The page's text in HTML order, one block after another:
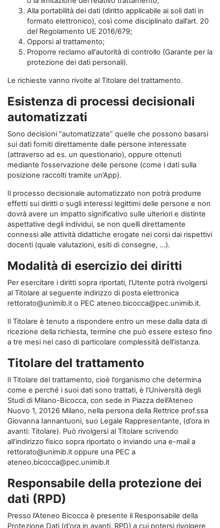
Alla portabilità dei dati (diritto applicabile ai soli dati in
formato elettronico), così come disciplinato dall’art. 20
del Regolamento UE 2016/679;
Opporsi al trattamento;
Proporre reclamo all'autorità di controllo (Garante per la
protezione dei dati personali).
Le richieste vanno rivolte al Titolare del trattamento.
Esistenza di processi decisionali
automatizzati
Sono decisioni “automatizzate” quelle che possono basarsi
sui dati forniti direttamente dalle persone interessate
(attraverso ad es. un questionario), oppure ottenuti
mediante l’osservazione delle persone (come i dati sulla
posizione raccolti tramite un’App).
Il processo decisionale automatizzato non potrà produrre
effetti sui diritti o sugli interessi legittimi delle persone e non
dovrà avere un impatto significativo sulle ulteriori e distinte
aspettative degli individui, se non quelli direttamente
connessi alle attività didattiche erogate nei corsi dai rispettivi
docenti (quale valutazioni, esiti di consegne, …).
Modalità di esercizio dei diritti
Per esercitare i diritti sopra riportati, l'Utente potrà rivolgersi
al Titolare al seguente indirizzo di posta elettronica
rettorato@unimib.it o PEC ateneo.bicocca@pec.unimib.it.
Il Titolare è tenuto a rispondere entro un mese dalla data di
ricezione della richiesta, termine che può essere esteso fino
a tre mesi nel caso di particolare complessità dell’istanza.
Titolare del trattamento
Il Titolare del trattamento, cioè l’organismo che determina
come e perché i suoi dati sono trattati, è l’Università degli
Studi di Milano-Bicocca, con sede in Piazza dell’Ateneo
Nuovo 1, 20126 Milano, nella persona della Rettrice prof.ssa
Giovanna Iannantuoni, suo Legale Rappresentante, (d’ora in
avanti: Titolare). Può rivolgersi al Titolare scrivendo
all’indirizzo fisico sopra riportato o inviando una e-mail a
rettorato@unimib.it oppure una PEC a
ateneo.bicocca@pec.unimib.it
Responsabile della protezione dei
dati (RPD)
Presso l’Ateneo Bicocca è presente il Responsabile della
Protezione Dati (d'ora in avanti, RPD) a cui potersi rivolgere